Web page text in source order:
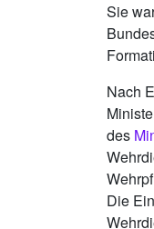
Sie
Nach
des
Die